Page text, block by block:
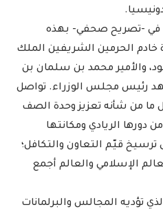
-تصريح صحفي- بهذه
خادم الحرمين الشريفين الملك
والأمير محمد بن سلمان بن
رئيس مجلس الوزراء. تواصل
ما من شأنه تعزيز وحدة الصف
دورها الريادي ومكانتها
ترسيخ قيّم التعاون والتكافل؛
الإسلامي والعالم أجمع
تؤديه المجالس والبرلمانات